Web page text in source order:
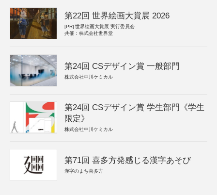
第22回 世界絵画大賞展 2026
[PR] 世界絵画大賞展 実行委員会
共催：株式会社世界堂
第24回 CSデザイン賞 一般部門
株式会社中川ケミカル
第24回 CSデザイン賞 学生部門《学生
限定》
株式会社中川ケミカル
第71回 喜多方発感じる漢字あそび
漢字のまち喜多方